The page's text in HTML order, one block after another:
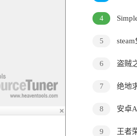
保过
4
5
6 盗贼
7
绝地
8
安卓
9
王者